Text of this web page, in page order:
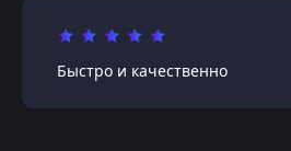
Быстро и качественно